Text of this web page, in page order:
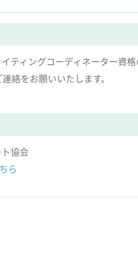
ティングコーディネーター資
絡をお願いいたします。
協会
ら